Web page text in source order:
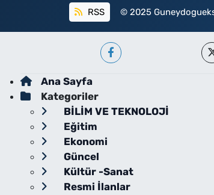
RSS © 2025
Ana Sayfa
Kategoriler
BİLİM VE TEKNOLOJİ
Eğitim
Ekonomi
Güncel
Kültür -Sanat
Resmi İlanlar